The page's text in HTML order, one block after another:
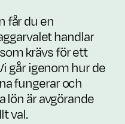
får du en
handlar
krävs för ett
går igenom hur de
fungerar och
lön är avgörande
val.